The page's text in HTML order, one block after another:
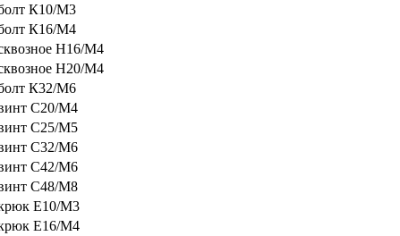
К10/М3
К16/М4
H16/М4
H20/М4
К32/М6
С20/М4
С25/М5
С32/М6
С42/М6
С48/М8
Е10/М3
Е16/М4